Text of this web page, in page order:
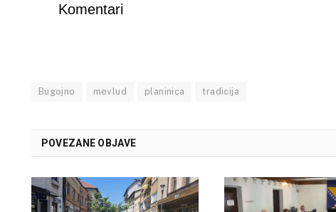
Komentari
Bugojno mevlud planinica tradicija
POVEZANE OBJAVE